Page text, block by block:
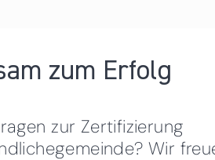
zum Erfolg
zur Zertifizierung
Wir